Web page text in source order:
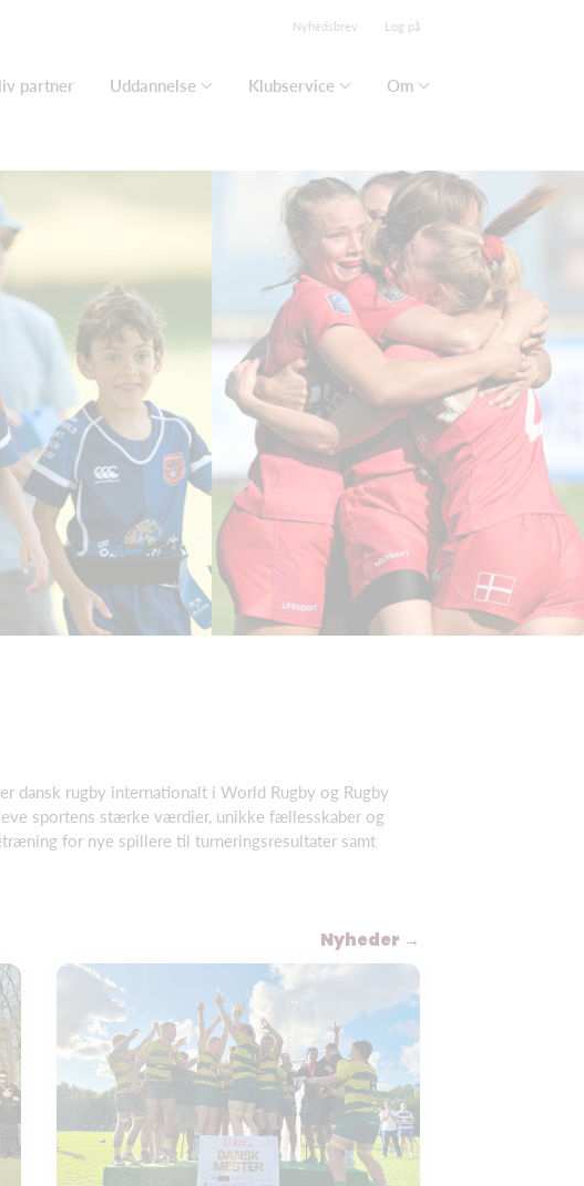
Nyhedsbrev Log på
partner Uddannelse Klubservice Om
dansk rugby internationalt i World Rugby og Rugby
sportens stærke værdier, unikke fællesskaber og
for nye spillere til turneringsresultater samt
Nyheder →